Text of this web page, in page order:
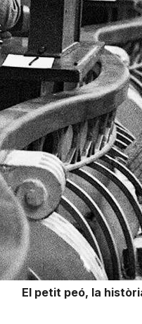
El petit peó, la